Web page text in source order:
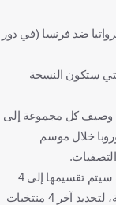
ضد فرنسا (في دور
16 منتخبا لكأس العالم 2026، والتي ستكون النسخة
الـ12، بينما ينضم وصيف كل مجموعة إلى
خلال موسم
وستخوض هذه المنتخبات الـ16 مرحلة الملحق، حيث سيتم تقسيمها إلى 4
مسارات، يضم كل منها مباراة قبل نهائي وأخرى نهائية، لتحديد آخر 4 منتخبات